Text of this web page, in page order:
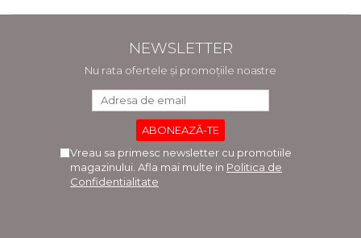
NEWSLETTER
Nu rata ofertele și promoțiile noastre
Vreau sa primesc newsletter cu promotiile
magazinului. Afla mai multe in Politica de
Confidentialitate